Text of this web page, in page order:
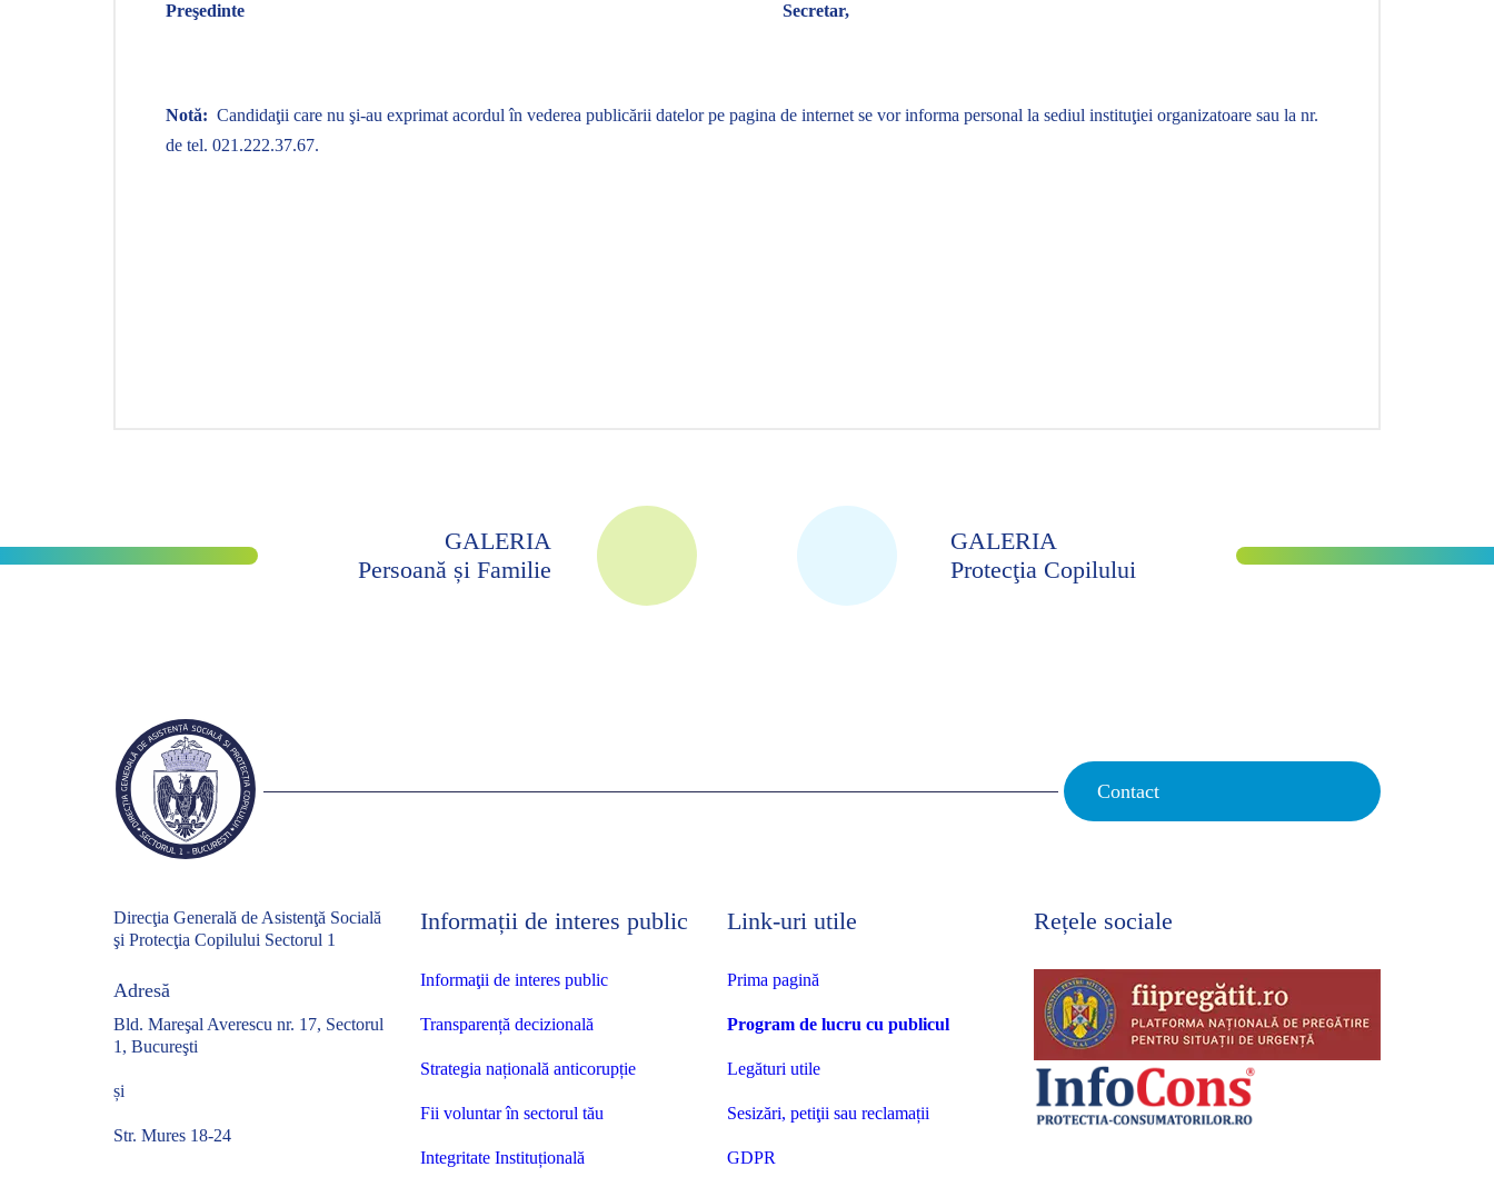
Preşedinte Secretar,
Notă: Candidaţii care nu şi-au exprimat acordul în vederea publicării datelor pe pagina de internet se vor informa personal la sediul instituţiei organizatoare sau la nr.
de tel. 021.222.37.67.
GALERIA
Persoană și Familie
GALERIA
Protecţia Copilului
Contact
Direcţia Generală de Asistenţă Socială
şi Protecţia Copilului Sectorul 1
Adresă
Bld. Mareşal Averescu nr. 17, Sectorul
1, Bucureşti
și
Str. Mures 18-24
Informații de interes public
Informaţii de interes public
Transparență decizională
Strategia națională anticorupție
Fii voluntar în sectorul tău
Integritate Instituțională
Link-uri utile
Prima pagină
Program de lucru cu publicul
Legături utile
Sesizări, petiţii sau reclamații
GDPR
Rețele sociale